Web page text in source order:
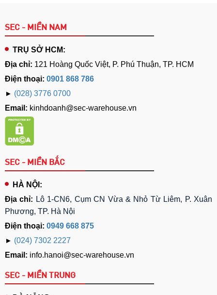
SEC - MIỀN NAM
TRỤ SỞ HCM:
Địa chỉ: 121 Hoàng Quốc Việt, P. Phú Thuận, TP. HCM
Điện thoại: 0901 868 786
► (028) 3776 0700
Email: kinhdoanh@sec-warehouse.vn
SEC - MIỀN BẮC
HÀ NỘI:
Địa chỉ: Lô 1-CN6, Cụm CN Vừa & Nhỏ Từ Liêm, P. Xuân
Phương, TP. Hà Nội
Điện thoại: 0949 668 875
► (024) 7302 2227
Email: info.hanoi@sec-warehouse.vn
SEC - MIỀN TRUNG